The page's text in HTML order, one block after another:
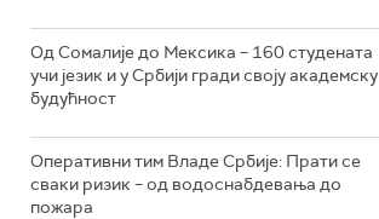
Од Сомалије до Мексика – 160 студената
учи језик и у Србији гради своју академску
будућност
Оперативни тим Владе Србије: Прати се
сваки ризик – од водоснабдевања до
пожара